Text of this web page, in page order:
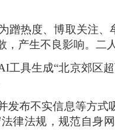
蹭热度、博取关注
产生不良影响。二
具生成“北京郊区
布不实信息等方
律法规，规范自身